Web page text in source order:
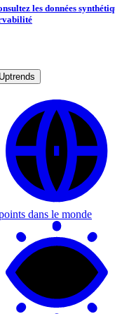
les données
dans le monde